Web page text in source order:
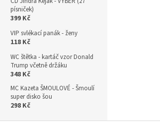
písniček)
399 Kč
VIP svlékací panák - ženy
118 Kč
WC štětka - kartáč vzor Donald
Trump včetně držáku
348 Kč
MC Kazeta ŠMOULOVÉ - Šmoulí
super disko šou
298 Kč